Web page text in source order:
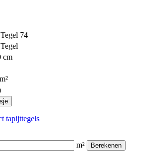
74
cm
tapijttegels
m² Berekenen